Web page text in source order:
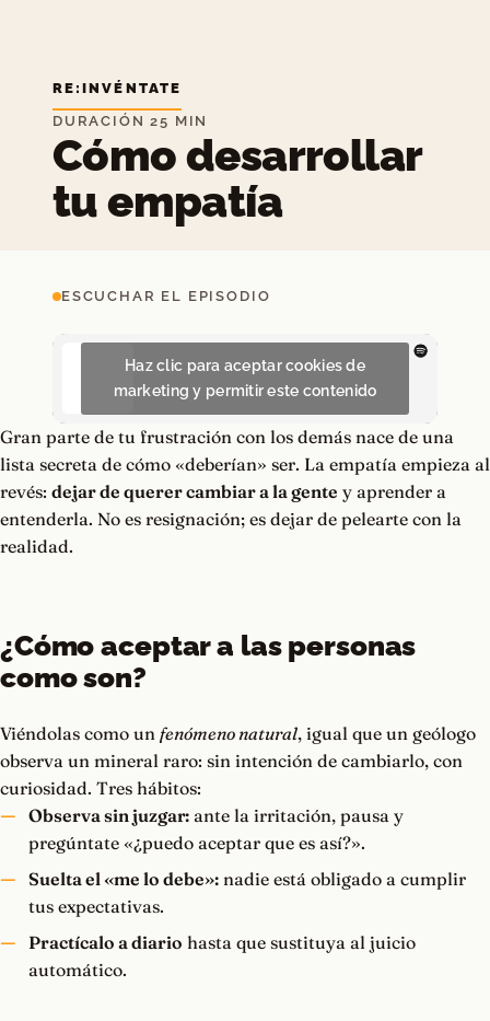
RE:INVÉNTATE
DURACIÓN 25 MIN
Cómo desarrollar
tu empatía
ESCUCHAR EL EPISODIO
Haz clic para aceptar cookies de
marketing y permitir este contenido
Gran parte de tu frustración con los demás nace de una
lista secreta de cómo «deberían» ser. La empatía empieza al
revés: dejar de querer cambiar a la gente y aprender a
entenderla. No es resignación; es dejar de pelearte con la
realidad.
¿Cómo aceptar a las personas
como son?
Viéndolas como un fenómeno natural, igual que un geólogo
observa un mineral raro: sin intención de cambiarlo, con
curiosidad. Tres hábitos:
Observa sin juzgar:ante la irritación, pausa y
pregúntate «¿puedo aceptar que es así?».
Suelta el «me lo debe»:nadie está obligado a cumplir
tus expectativas.
Practícalo a diario hasta que sustituya al juicio
automático.